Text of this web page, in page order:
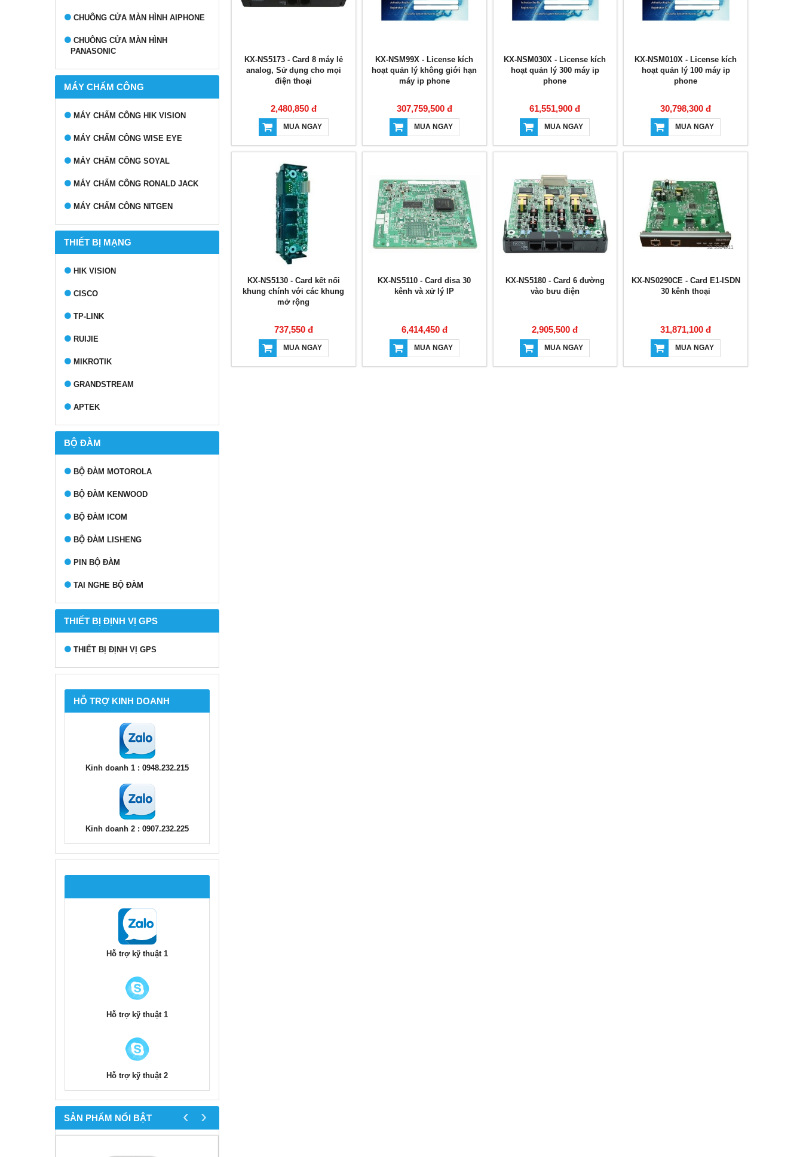
CHUÔNG CỬA MÀN HÌNH AIPHONE
CHUÔNG CỬA MÀN HÌNH
PANASONIC
MÁY CHẤM CÔNG
MÁY CHẤM CÔNG HIK VISION
MÁY CHẤM CÔNG WISE EYE
MÁY CHẤM CÔNG SOYAL
MÁY CHẤM CÔNG RONALD JACK
MÁY CHẤM CÔNG NITGEN
THIẾT BỊ MẠNG
HIK VISION
CISCO
TP-LINK
RUIJIE
MIKROTIK
GRANDSTREAM
APTEK
BỘ ĐÀM
BỘ ĐÀM MOTOROLA
BỘ ĐÀM KENWOOD
BỘ ĐÀM ICOM
BỘ ĐÀM LISHENG
PIN BỘ ĐÀM
TAI NGHE BỘ ĐÀM
THIẾT BỊ ĐỊNH VỊ GPS
THIẾT BỊ ĐỊNH VỊ GPS
HỖ TRỢ KINH DOANH
Kinh doanh 1 : 0948.232.215
Kinh doanh 2 : 0907.232.225
Hỗ trợ kỹ thuật 1
Hỗ trợ kỹ thuật 1
Hỗ trợ kỹ thuật 2
SẢN PHẨM NỔI BẬT ‹ ›
KX-NS5173 - Card 8 máy lẻ
analog, Sử dụng cho mọi
điện thoại
2,480,850 đ
MUA NGAY
KX-NSM99X - License kích
hoạt quản lý không giới hạn
máy ip phone
307,759,500 đ
MUA NGAY
KX-NSM030X - License kích
hoạt quản lý 300 máy ip
phone
61,551,900 đ
MUA NGAY
KX-NSM010X - License kích
hoạt quản lý 100 máy ip
phone
30,798,300 đ
MUA NGAY
KX-NS5130 - Card kết nối
khung chính với các khung
mở rộng
737,550 đ
MUA NGAY
KX-NS5110 - Card disa 30
kênh và xử lý IP
6,414,450 đ
MUA NGAY
KX-NS5180 - Card 6 đường
vào bưu điện
2,905,500 đ
MUA NGAY
KX-NS0290CE - Card E1-ISDN
30 kênh thoại
31,871,100 đ
MUA NGAY